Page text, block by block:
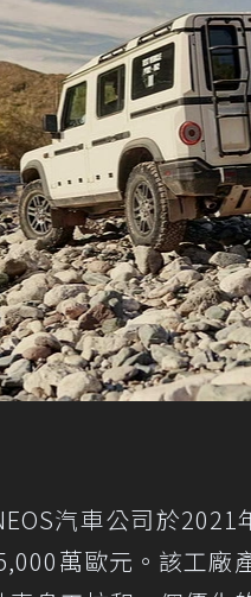
汽車公司於
萬歐元。該工廠